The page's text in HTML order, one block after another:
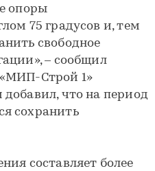
опоры
75 градусов и, тем
свободное
– сообщил
Строй 1»
что на период
сохранить
составляет более